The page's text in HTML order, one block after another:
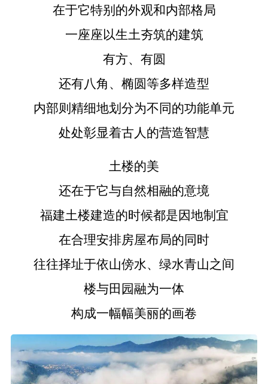
在于它特别的外观和内部格局
一座座以生土夯筑的建筑
有方、有圆
还有八角、椭圆等多样造型
内部则精细地划分为不同的功能单元
处处彰显着古人的营造智慧
土楼的美
还在于它与自然相融的意境
福建土楼建造的时候都是因地制宜
在合理安排房屋布局的同时
往往择址于依山傍水、绿水青山之间
楼与田园融为一体
构成一幅幅美丽的画卷